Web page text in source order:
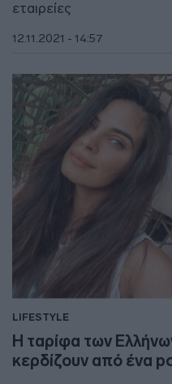
εταιρείες
12.11.2021 - 14:57
LIFESTYLE
Η ταρίφα των
κερδίζουν από ένα